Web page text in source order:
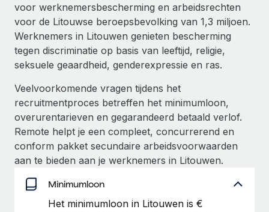
Achtergrondonderzoek
Vereenvoudig het screeningsproces van
kandidaten
Compliance Watchtower
Apparaatbeheer
Lever en track wereldwijd IT-middelen
Entiteiten oprichten
Stel snel compliant entiteiten op
Mobiliteit en overplaatsing
Plaats werknemers moeiteloos over
CASESTUDY'S
Support
Alle bronnen bekijken
Global Payroll
Contractor Management
Naar de blog
voor werknemersbescherming en arbeidsrechten
voor de Litouwse beroepsbevolking van 1,3 miljoen.
Werknemers in Litouwen genieten bescherming
tegen discriminatie op basis van leeftijd, religie,
seksuele geaardheid, genderexpressie en ras.
Veelvoorkomende vragen tijdens het
recruitmentproces betreffen het minimumloon,
overurentarieven en gegarandeerd betaald verlof.
Remote helpt je een compleet, concurrerend en
conform pakket secundaire arbeidsvoorwaarden
aan te bieden aan je werknemers in Litouwen.
Minimumloon
Het minimumloon in Litouwen is €